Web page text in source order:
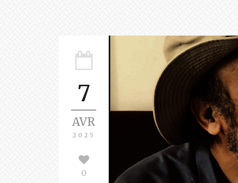
7
AVR
2025
0